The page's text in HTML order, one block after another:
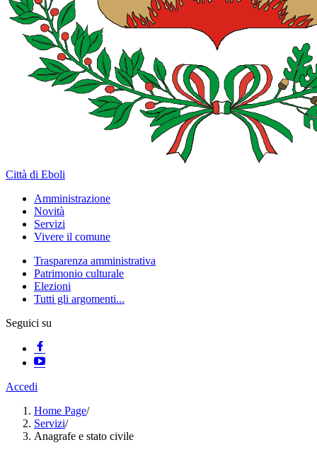
Città di Eboli
Amministrazione
Novità
Servizi
Vivere il comune
Trasparenza amministrativa
Patrimonio culturale
Elezioni
Tutti gli argomenti...
Seguici su
Accedi
Home Page/
Servizi/
Anagrafe e stato civile